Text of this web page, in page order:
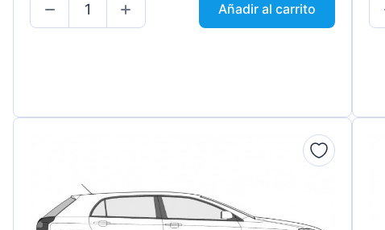
Añadir al carrito